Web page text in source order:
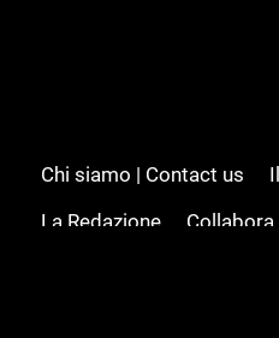
Chi siamo | Contact us
La Redazione
Collabora